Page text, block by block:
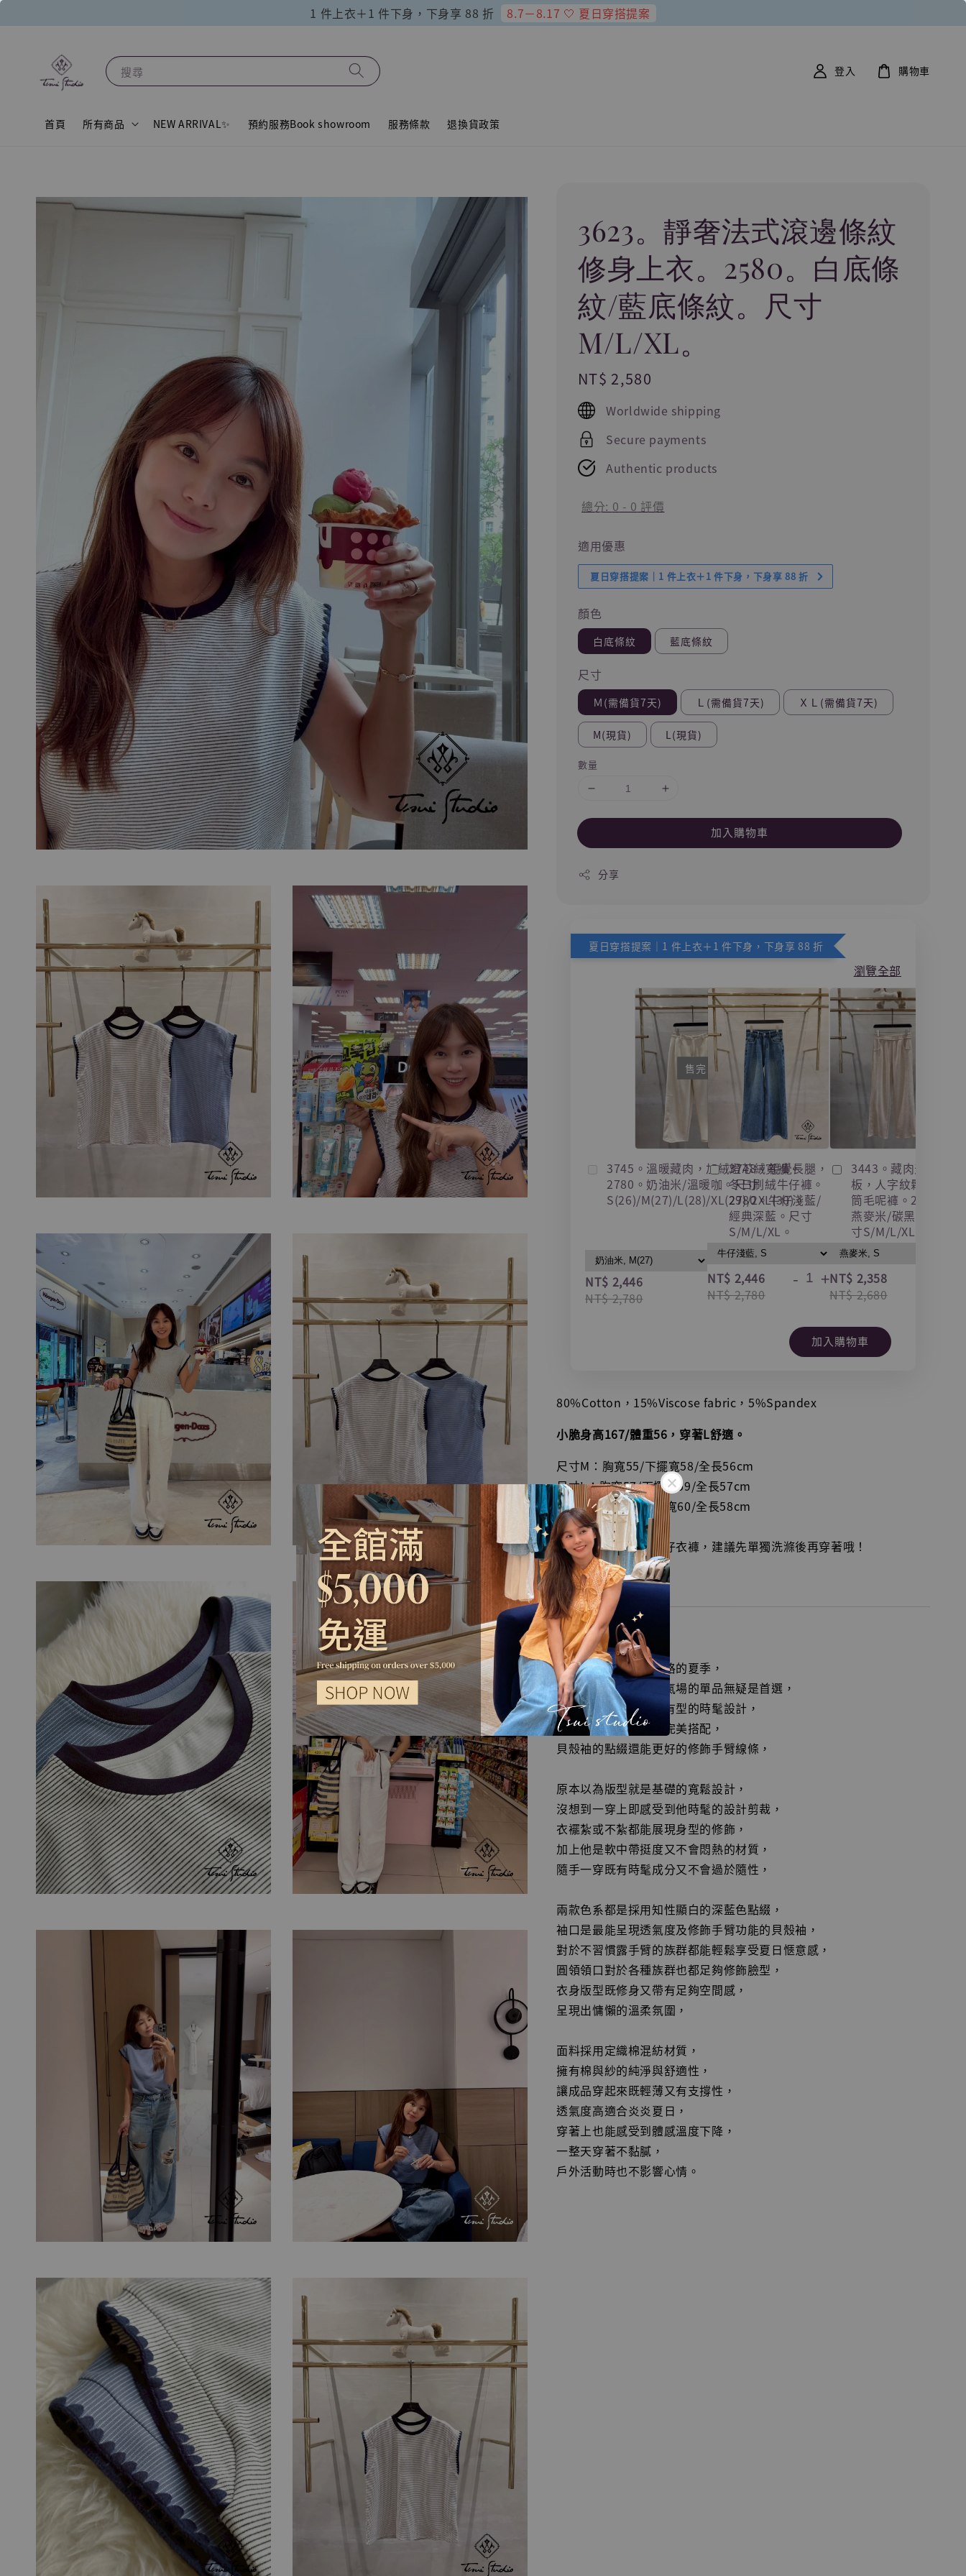
1 件上衣＋1 件下身，下身享 88 折 8.7－8.17 🤍 夏日穿搭提案
搜尋
首頁 所有商品 NEW ARRIVAL✨ 預約服務Book showroom 服務條款 退換貨政策
登入 購物車
3623。靜奢法式滾邊條紋
修身上衣。2580。白底條
紋/藍底條紋。尺寸
M/L/XL。
Regular
price
NT$ 2,580
Worldwide shipping
Secure payments
Authentic products
總分: 0 - 0 評價
適用優惠
夏日穿搭提案｜1 件上衣＋1 件下身，下身享 88 折
顏色
白底條紋 藍底條紋
尺寸
Ｍ(需備貨7天) Ｌ(需備貨7天) ＸＬ(需備貨7天)
M(現貨) L(現貨)
數量
加入購物車
分享
夏日穿搭提案｜1 件上衣＋1 件下身，下身享 88 折
瀏覽全部
售完
3745。溫暖藏肉，加絨燈芯絨寬褲。
2780。奶油米/溫暖咖。尺寸
S(26)/M(27)/L(28)/XL(29)/2XL(30)。
NT$ 2,446
NT$ 2,780
3748。視覺長腿，
冬日刷絨牛仔褲。
2780。牛仔淺藍/
經典深藍。尺寸
S/M/L/XL。
NT$ 2,446
NT$ 2,780
- +
3443。藏肉天花
板，人字紋鬆緊直
筒毛呢褲。2680。
燕麥米/碳黑灰。尺
寸S/M/L/XL。
NT$ 2,358
NT$ 2,680
加入購物車
80%Cotton，15%Viscose fabric，5%Spandex
小脆身高167/體重56，穿著L舒適。
尺寸M：胸寬55/下擺寬58/全長56cm
尺寸L：胸寬57/下擺寬59/全長57cm
尺寸L：胸寬59/下擺寬60/全長58cm
🔺一般深色衣物、牛仔衣褲，建議先單獨洗滌後再穿著哦！
在追求舒適與時髦風格的夏季，
這款一眼就展現時尚氣場的單品無疑是首選，
極親膚的優質棉以及有型的時髦設計，
結合在一起後即呈現完美搭配，
貝殼袖的點綴還能更好的修飾手臂線條，
原本以為版型就是基礎的寬鬆設計，
沒想到一穿上即感受到他時髦的設計剪裁，
衣襬紮或不紮都能展現身型的修飾，
加上他是軟中帶挺度又不會悶熱的材質，
隨手一穿既有時髦成分又不會過於隨性，
兩款色系都是採用知性顯白的深藍色點綴，
袖口是最能呈現透氣度及修飾手臂功能的貝殼袖，
對於不習慣露手臂的族群都能輕鬆享受夏日愜意感，
圓領領口對於各種族群也都足夠修飾臉型，
衣身版型既修身又帶有足夠空間感，
呈現出慵懶的溫柔氛圍，
面料採用定織棉混紡材質，
擁有棉與紗的純淨與舒適性，
讓成品穿起來既輕薄又有支撐性，
透氣度高適合炎炎夏日，
穿著上也能感受到體感溫度下降，
一整天穿著不黏膩，
戶外活動時也不影響心情。